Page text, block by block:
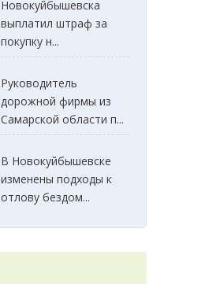
Новокуйбышевска
выплатил штраф за
покупку н...
Руководитель
дорожной фирмы из
Самарской области п...
В Новокуйбышевске
изменены подходы к
отлову бездом...